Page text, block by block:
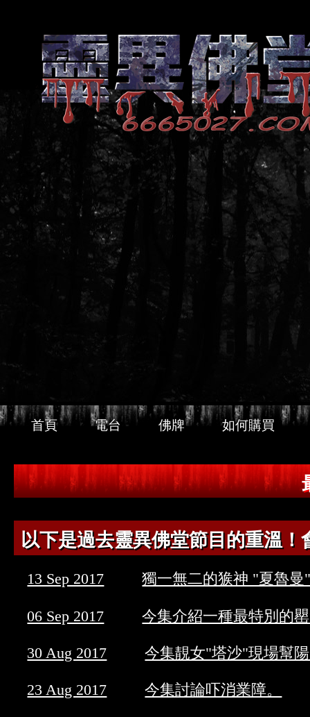
首頁 電台 佛牌 如何購買
以下是過去靈異佛堂節目的重溫
13 Sep 2017 獨一無二的㺅神 "夏魯曼
06 Sep 2017 今集介紹一種最特別的
30 Aug 2017 今集靚女"塔沙"現場幫
23 Aug 2017 今集討論吓消業障。